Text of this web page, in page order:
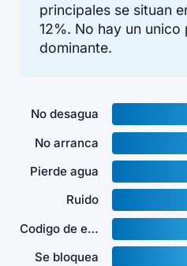
principales se situan
12%. No hay un unico
dominante.
No desagua
No arranca
Pierde agua
Ruido
Codigo de error
Se bloquea